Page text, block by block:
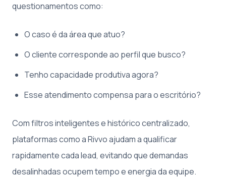
questionamentos como:
O caso é da área que atuo?
O cliente corresponde ao perfil que busco?
Tenho capacidade produtiva agora?
Esse atendimento compensa para o escritório?
Com filtros inteligentes e histórico centralizado,
plataformas como a Rivvo ajudam a qualificar
rapidamente cada lead, evitando que demandas
desalinhadas ocupem tempo e energia da equipe.